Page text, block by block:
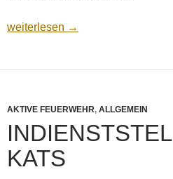
Leistungsprüfung THL erfolgreich
weiterlesen →
AKTIVE FEUERWEHR, ALLGEMEIN
KATS